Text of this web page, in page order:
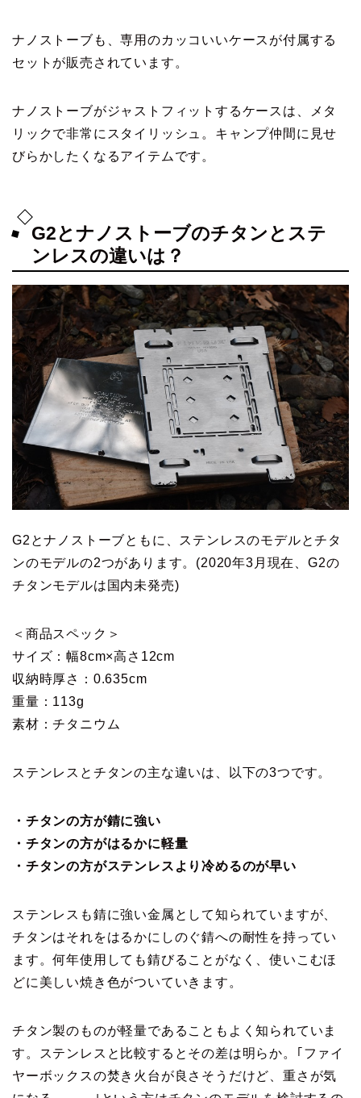
ナノストーブも、専用のカッコいいケースが付属する
セットが販売されています。
ナノストーブがジャストフィットするケースは、メタ
リックで非常にスタイリッシュ。キャンプ仲間に見せ
びらかしたくなるアイテムです。
G2とナノストーブのチタンとステ
ンレスの違いは？
G2とナノストーブともに、ステンレスのモデルとチタ
ンのモデルの2つがあります。(2020年3月現在、G2の
チタンモデルは国内未発売)
＜商品スペック＞
サイズ：幅8cm×高さ12cm
収納時厚さ：0.635cm
重量：113g
素材：チタニウム
ステンレスとチタンの主な違いは、以下の3つです。
・チタンの方が錆に強い
・チタンの方がはるかに軽量
・チタンの方がステンレスより冷めるのが早い
ステンレスも錆に強い金属として知られていますが、
チタンはそれをはるかにしのぐ錆への耐性を持ってい
ます。何年使用しても錆びることがなく、使いこむほ
どに美しい焼き色がついていきます。
チタン製のものが軽量であることもよく知られていま
す。ステンレスと比較するとその差は明らか。｢ファイ
ヤーボックスの焚き火台が良さそうだけど、重さが気